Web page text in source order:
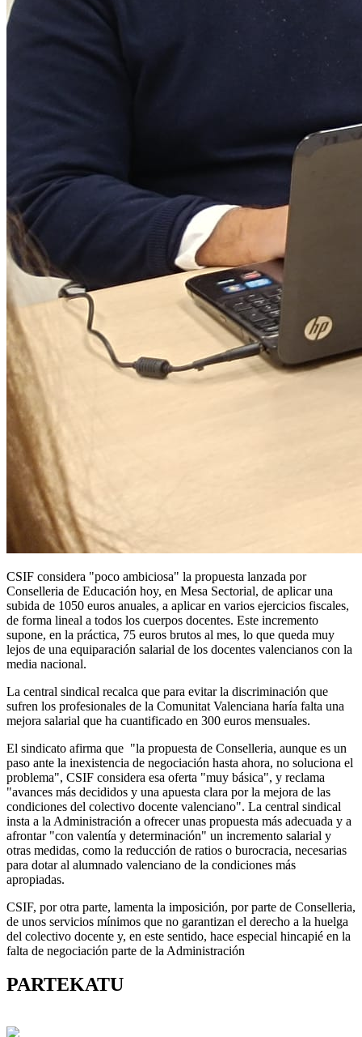
CSIF considera "poco ambiciosa" la propuesta lanzada por
Conselleria de Educación hoy, en Mesa Sectorial, de aplicar una
subida de 1050 euros anuales, a aplicar en varios ejercicios fiscales,
de forma lineal a todos los cuerpos docentes. Este incremento
supone, en la práctica, 75 euros brutos al mes, lo que queda muy
lejos de una equiparación salarial de los docentes valencianos con la
media nacional.
La central sindical recalca que para evitar la discriminación que
sufren los profesionales de la Comunitat Valenciana haría falta una
mejora salarial que ha cuantificado en 300 euros mensuales.
El sindicato afirma que "la propuesta de Conselleria, aunque es un
paso ante la inexistencia de negociación hasta ahora, no soluciona el
problema", CSIF considera esa oferta "muy básica", y reclama
"avances más decididos y una apuesta clara por la mejora de las
condiciones del colectivo docente valenciano". La central sindical
insta a la Administración a ofrecer unas propuesta más adecuada y a
afrontar "con valentía y determinación" un incremento salarial y
otras medidas, como la reducción de ratios o burocracia, necesarias
para dotar al alumnado valenciano de la condiciones más
apropiadas.
CSIF, por otra parte, lamenta la imposición, por parte de Conselleria,
de unos servicios mínimos que no garantizan el derecho a la huelga
del colectivo docente y, en este sentido, hace especial hincapié en la
falta de negociación parte de la Administración
PARTEKATU